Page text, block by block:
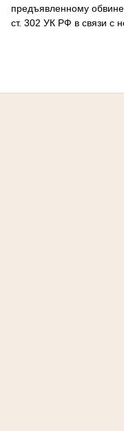
предъявленному
ст. 302 УК РФ в связи с